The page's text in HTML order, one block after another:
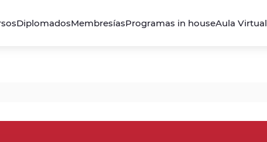
DiplomadosMembresíasProgramas in houseAula Virtual